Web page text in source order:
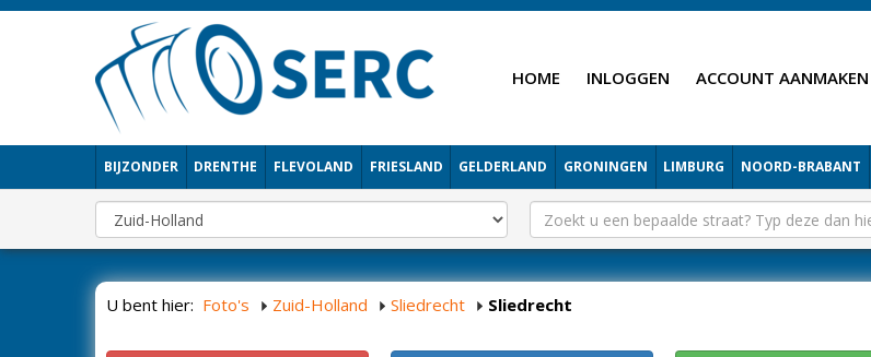
HOME INLOGGEN ACCOUNT AANMAKEN
BIJZONDER DRENTHE FLEVOLAND FRIESLAND GELDERLAND GRONINGEN LIMBURG NOORD-BRABANT
U bent hier: Foto's Zuid-Holland Sliedrecht Sliedrecht